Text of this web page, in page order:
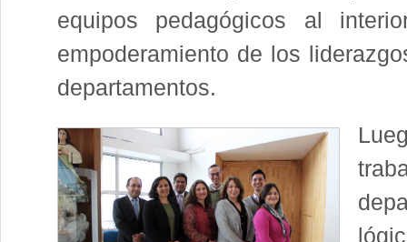
equipos pedagógicos al
empoderamiento de los
departamentos.